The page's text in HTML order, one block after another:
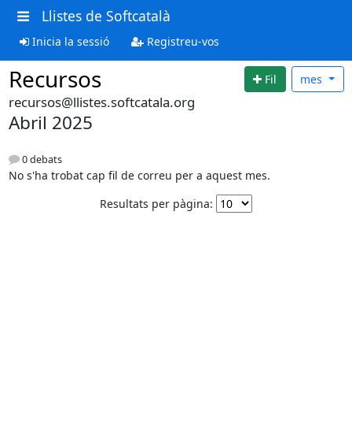
Llistes de Softcatalà
Inicia la sessió Registreu-vos
Recursos Fil mes
recursos@llistes.softcatala.org
Abril 2025
0 debats
No s'ha trobat cap fil de correu per a aquest mes.
Resultats per pàgina: